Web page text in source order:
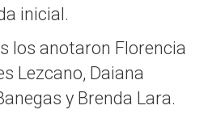
inicial.
los anotaron Florencia
Lezcano, Daiana
y Brenda Lara.